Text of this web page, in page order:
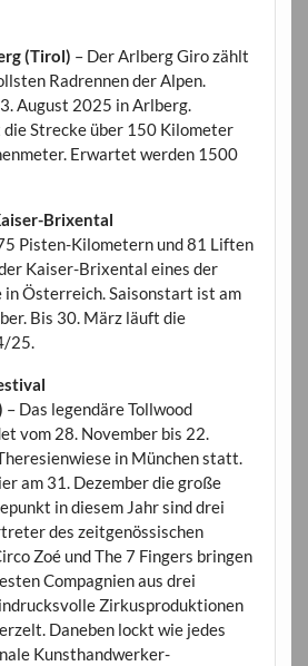
(Tirol) – Der Arlberg Giro zählt
Radrennen der Alpen.
August 2025 in Arlberg.
Strecke über 150 Kilometer
Erwartet werden 1500
Brixental
Pisten-Kilometern und 81 Liften
Kaiser-Brixental eines der
Österreich. Saisonstart ist am
Bis 30. März läuft die
25.
– Das legendäre Tollwood
vom 28. November bis 22.
in München statt.
am 31. Dezember die große
in diesem Jahr sind drei
des zeitgenössischen
Zoé und The 7 Fingers bringen
Compagnien aus drei
Zirkusproduktionen
Daneben lockt wie jedes
Kunsthandwerker-